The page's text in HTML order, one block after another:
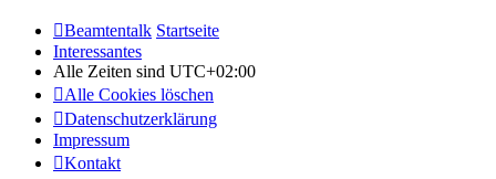
Beamtentalk Startseite
Interessantes
Alle Zeiten sind UTC+02:00
Alle Cookies löschen
Datenschutzerklärung
Impressum
Kontakt